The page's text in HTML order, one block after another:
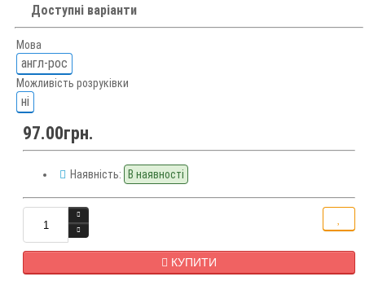
Доступні варіанти
Мова
англ-рос
Можливість розруківки
ні
97.00грн.
Наявність: В наявності
КУПИТИ